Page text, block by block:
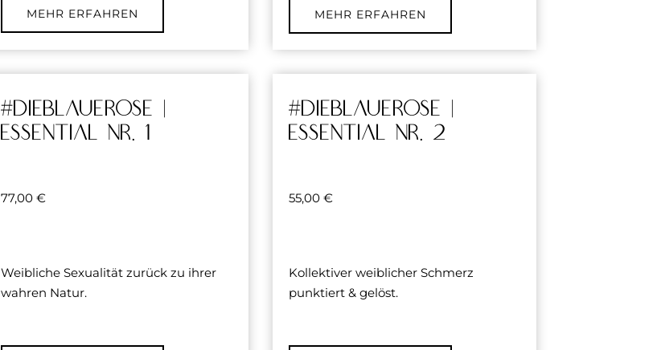
MEHR ERFAHREN MEHR ERFAHREN
#dieblauerose |
essential Nr. 1
77,00 €
Weibliche Sexualität zurück zu ihrer
wahren Natur.
#dieblauerose |
essential Nr. 2
55,00 €
Kollektiver weiblicher Schmerz
punktiert & gelöst.